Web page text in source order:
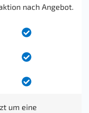
nach Angebot.
um eine